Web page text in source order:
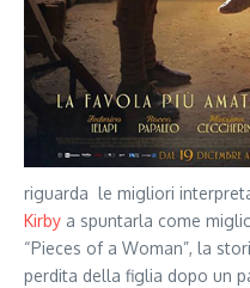
riguarda le migliori
Kirby a spuntarla come
“Pieces of a Woman”, la
perdita della figlia dopo un